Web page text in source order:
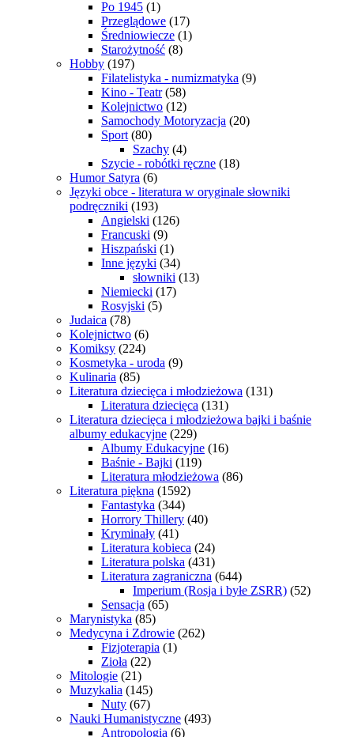
Po 1945 (1)
Przeglądowe (17)
Średniowiecze (1)
Starożytność (8)
Hobby (197)
Filatelistyka - numizmatyka (9)
Kino - Teatr (58)
Kolejnictwo (12)
Samochody Motoryzacja (20)
Sport (80)
Szachy (4)
Szycie - robótki ręczne (18)
Humor Satyra (6)
Języki obce - literatura w oryginale słowniki
podręczniki (193)
Angielski (126)
Francuski (9)
Hiszpański (1)
Inne języki (34)
słowniki (13)
Niemiecki (17)
Rosyjski (5)
Judaica (78)
Kolejnictwo (6)
Komiksy (224)
Kosmetyka - uroda (9)
Kulinaria (85)
Literatura dziecięca i młodzieżowa (131)
Literatura dziecięca (131)
Literatura dziecięca i młodzieżowa bajki i baśnie
albumy edukacyjne (229)
Albumy Edukacyjne (16)
Baśnie - Bajki (119)
Literatura młodzieżowa (86)
Literatura piękna (1592)
Fantastyka (344)
Horrory Thillery (40)
Kryminały (41)
Literatura kobieca (24)
Literatura polska (431)
Literatura zagraniczna (644)
Imperium (Rosja i byłe ZSRR) (52)
Sensacja (65)
Marynistyka (85)
Medycyna i Zdrowie (262)
Fizjoterapia (1)
Zioła (22)
Mitologie (21)
Muzykalia (145)
Nuty (67)
Nauki Humanistyczne (493)
Antropologia (6)